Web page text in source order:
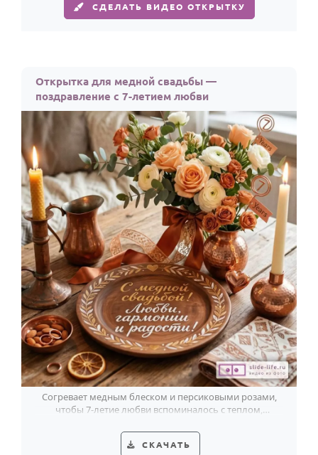
СДЕЛАТЬ ВИДЕО ОТКРЫТКУ
Открытка для медной свадьбы —
поздравление с 7-летием любви
Согревает медным блеском и персиковыми розами,
чтобы 7-летие любви вспоминалось с теплом,
СКАЧАТЬ